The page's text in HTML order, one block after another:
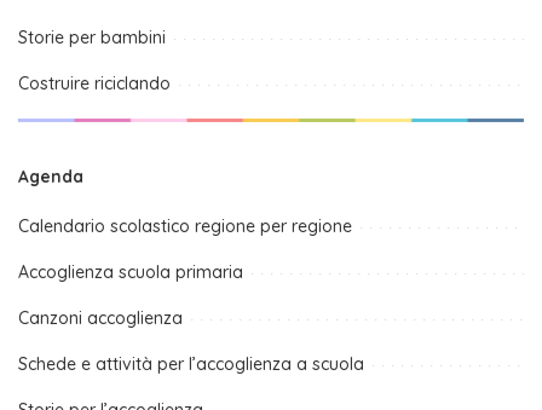
Storie per bambini
Costruire riciclando
Agenda
Calendario scolastico regione per regione
Accoglienza scuola primaria
Canzoni accoglienza
Schede e attività per l’accoglienza a scuola